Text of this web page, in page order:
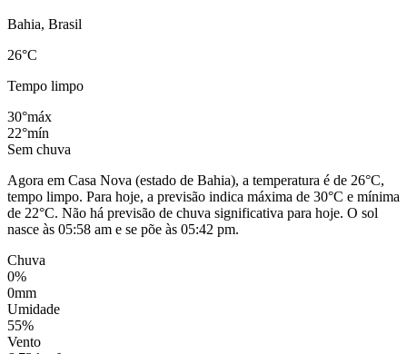
Bahia, Brasil
26°C
Tempo limpo
30°máx
22°mín
Sem chuva
Agora em Casa Nova (estado de Bahia), a temperatura é de 26°C,
tempo limpo. Para hoje, a previsão indica máxima de 30°C e mínima
de 22°C. Não há previsão de chuva significativa para hoje. O sol
nasce às 05:58 am e se põe às 05:42 pm.
Chuva
0%
0mm
Umidade
55%
Vento